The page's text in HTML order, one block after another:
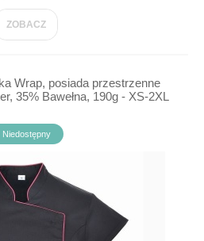
ZOBACZ
Wrap, posiada przestrzenne
35% Bawełna, 190g - XS-2XL
Niedostępny